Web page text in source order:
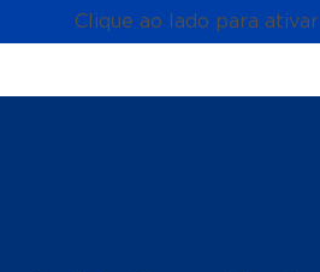
Clique ao lado para ativar